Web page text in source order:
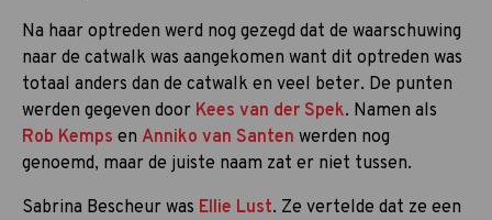
Na haar optreden werd nog gezegd dat de waarschuwing
naar de catwalk was aangekomen want dit optreden was
totaal anders dan de catwalk en veel beter. De punten
werden gegeven door Kees van der Spek. Namen als
Rob Kemps en Anniko van Santen werden nog
genoemd, maar de juiste naam zat er niet tussen.
Sabrina Bescheur was Ellie Lust. Ze vertelde dat ze een